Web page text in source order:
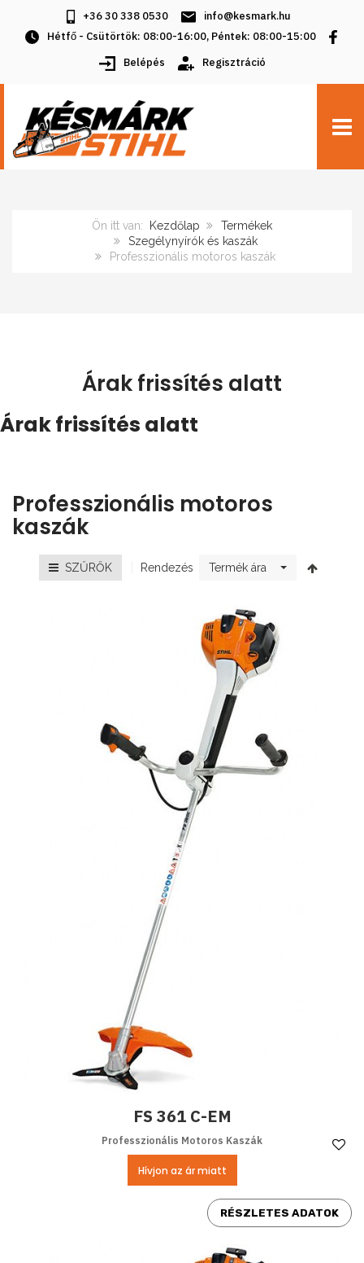
+36 30 338 0530
info@kesmark.hu
Hétfő - Csütörtök: 08:00-16:00, Péntek: 08:00-15:00
Belépés
Regisztráció
Ön itt van: Kezdőlap
Termékek
Szegélynyírók és kaszák
Professzionális motoros kaszák
Árak frissítés alatt
Árak frissítés alatt
Professzionális motoros
kaszák
SZŰRŐK Rendezés Termék ára
FS 361 C-EM
Professzionális Motoros Kaszák
Hívjon az ár miatt
RÉSZLETES ADATOK